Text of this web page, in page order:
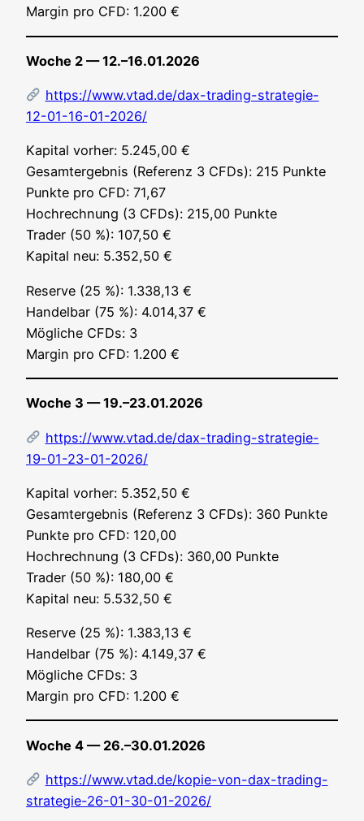
Mar­gin pro CFD: 1.200 €
Woche 2 — 12.–16.01.2026
https://www.vtad.de/dax-trading-strategie-
12-01-16-01-2026/
Kapi­tal vor­her: 5.245,00 €
Gesamt­ergeb­nis (Refe­renz 3 CFDs): 215 Punk­te
Punk­te pro CFD: 71,67
Hoch­rech­nung (3 CFDs): 215,00 Punk­te
Trader (50 %): 107,50 €
Kapi­tal neu: 5.352,50 €
Reser­ve (25 %): 1.338,13 €
Han­del­bar (75 %): 4.014,37 €
Mög­li­che CFDs: 3
Mar­gin pro CFD: 1.200 €
Woche 3 — 19.–23.01.2026
https://www.vtad.de/dax-trading-strategie-
19-01-23-01-2026/
Kapi­tal vor­her: 5.352,50 €
Gesamt­ergeb­nis (Refe­renz 3 CFDs): 360 Punk­te
Punk­te pro CFD: 120,00
Hoch­rech­nung (3 CFDs): 360,00 Punk­te
Trader (50 %): 180,00 €
Kapi­tal neu: 5.532,50 €
Reser­ve (25 %): 1.383,13 €
Han­del­bar (75 %): 4.149,37 €
Mög­li­che CFDs: 3
Mar­gin pro CFD: 1.200 €
Woche 4 — 26.–30.01.2026
https://www.vtad.de/kopie-von-dax-trading-
strategie-26-01-30-01-2026/